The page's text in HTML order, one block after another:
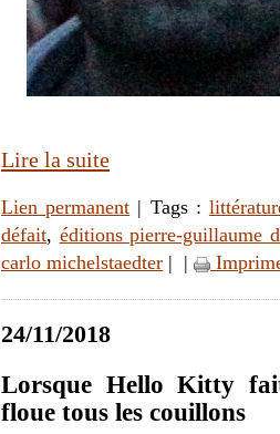
Lire la suite
Lien permanent | Tags :
défait, éditions pierre-guillaume
carlo michelstaedter | |
24/11/2018
Lorsque Hello Kitty
floue tous les couillons